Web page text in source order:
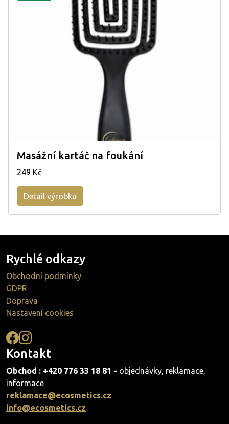
Masážní kartáč na foukání
249 Kč
Detail výrobku
Rychlé odkazy
Obchodní podmínky
GDPR
Doprava
Nastavení cookies
Kontakt
Obchod : +420 776 33 18 81 - objednávky, reklamace,
informace
reklamace@ecosmetics.cz
info@ecosmetics.cz